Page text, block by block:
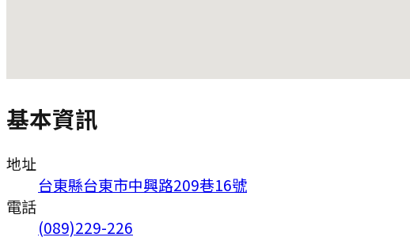
基本資訊
地址
台東縣台東市中興路209巷16號
電話
(089)229-226